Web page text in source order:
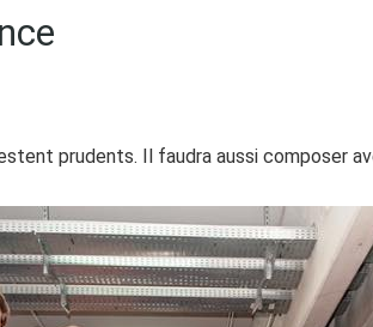
prudents. Il faudra aussi composer